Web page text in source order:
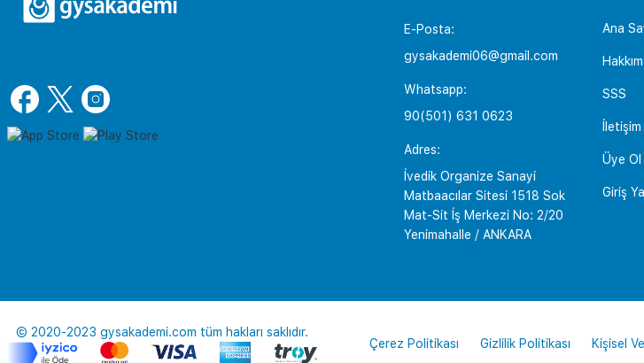
E-Posta:
gysakademi06@gmail.com
Whatsapp:
90(501) 631 0623
Adres:
İvedik Organize Sanayi
Matbaacılar Sitesi 1518 Sok
Mat-Sit İş Merkezi No: 2/20
Yenimahalle / ANKARA
Ana
SSS
İletişim
Üye Ol
Giriş
© 2020-2023 gysakademi.com tüm hakları saklıdır.
Çerez Politikası
Gizlilik Politikası Kişisel